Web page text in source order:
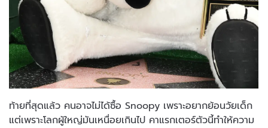
ท้ายที่สุดแล้ว คนอาจไม่ได้ซื้อ Snoopy เพราะอยากย้อนวัยเด็ก
แต่เพราะโลกผู้ใหญ่มันเหนื่อยเกินไป คาแรกเตอร์ตัวนี้ทำให้ความ